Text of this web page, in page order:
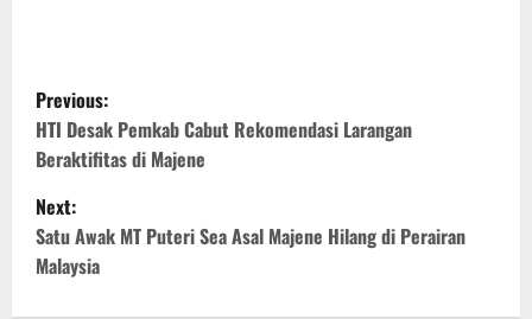
P
o
s
t
n
Previous:
HTI Desak Pemkab Cabut Rekomendasi Larangan
Beraktifitas di Majene
Next:
Satu Awak MT Puteri Sea Asal Majene Hilang di Perairan
Malaysia